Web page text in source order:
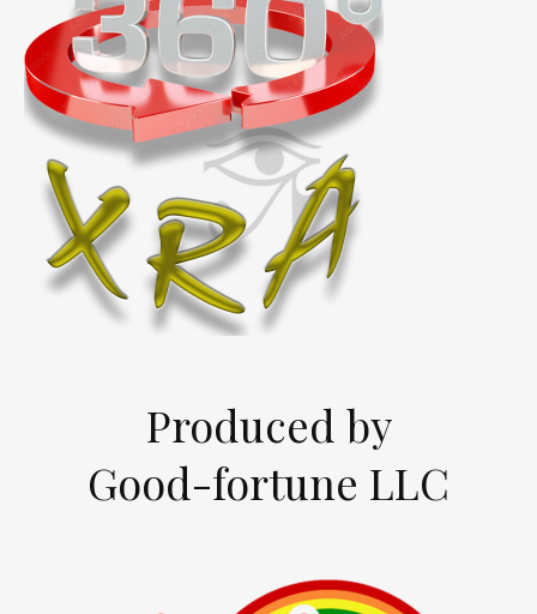
Produced by
Good-fortune LLC